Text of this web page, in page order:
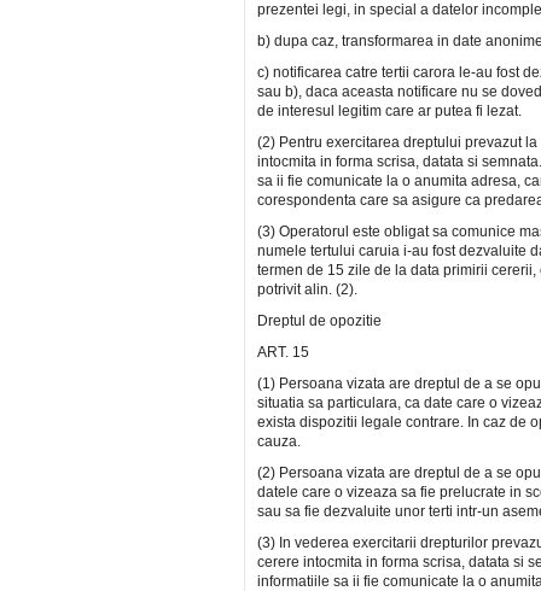
prezentei legi, in special a datelor
b) dupa caz, transformarea in date
c) notificarea catre tertii carora le-au fost
sau b), daca aceasta notificare nu se
de interesul legitim care ar putea fi lezat.
(2) Pentru exercitarea dreptului prevazut
intocmita in forma scrisa, datata si
sa ii fie comunicate la o anumita adresa,
corespondenta care sa asigure ca
(3) Operatorul este obligat sa comunice
numele tertului caruia i-au fost dezvaluite
termen de 15 zile de la data primirii
potrivit alin. (2).
Dreptul de opozitie
ART. 15
(1) Persoana vizata are dreptul de a se
situatia sa particulara, ca date care o
exista dispozitii legale contrare. In caz de
cauza.
(2) Persoana vizata are dreptul de a se
datele care o vizeaza sa fie prelucrate in
sau sa fie dezvaluite unor terti intr-un
(3) In vederea exercitarii drepturilor
cerere intocmita in forma scrisa, datata si
informatiile sa ii fie comunicate la o